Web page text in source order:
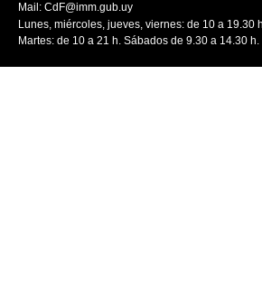
Mail: CdF@imm.gub.uy
Lunes, miércoles, jueves, viernes: de 10 a 19.30
Martes: de 10 a 21 h. Sábados de 9.30 a 14.30 h.